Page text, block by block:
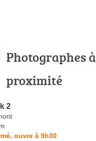
Photographes à
proximité
2
ouvre à 9h30